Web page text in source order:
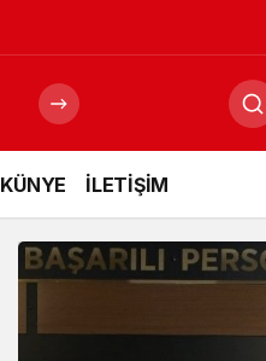
KÜNYE İLETİŞİM